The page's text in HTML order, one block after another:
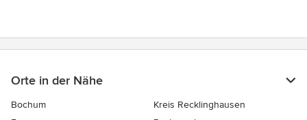
Orte in der Nähe
Bochum
Kreis Recklinghausen